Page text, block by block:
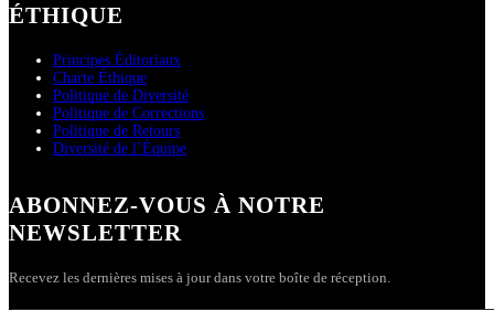
ÉTHIQUE
Principes Éditoriaux
Charte Éthique
Politique de Diversité
Politique de Corrections
Politique de Retours
Diversité de l’Équipe
ABONNEZ-VOUS À NOTRE
NEWSLETTER
Recevez les dernières mises à jour dans votre boîte de réception.